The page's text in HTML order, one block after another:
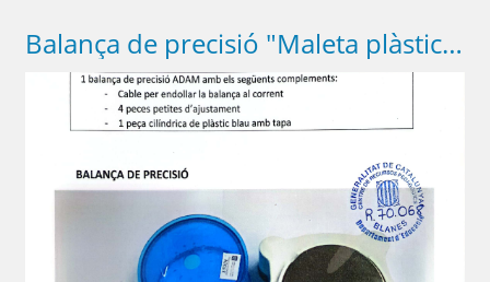
Balança de precisió "Maleta plàstic 0"